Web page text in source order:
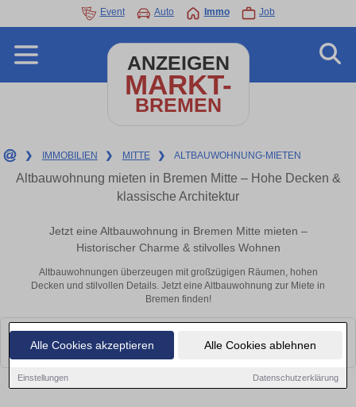
Alle Cookies akzeptieren Alle Cookies ablehnen
Einstellungen Datenschutzerklärung
Event Auto Immo Job
ANZEIGEN
MARKT-
BREMEN
❯ IMMOBILIEN ❯ MITTE ❯ ALTBAUWOHNUNG-MIETEN
Altbauwohnung mieten in Bremen Mitte – Hohe Decken &
klassische Architektur
Jetzt eine Altbauwohnung in Bremen Mitte mieten –
Historischer Charme & stilvolles Wohnen
Altbauwohnungen überzeugen mit großzügigen Räumen, hohen
Decken und stilvollen Details. Jetzt eine Altbauwohnung zur Miete in
Bremen finden!
Leider konnten wir derzeit keine passenden Objekte finden. Schauen Sie
bald wieder vorbei!